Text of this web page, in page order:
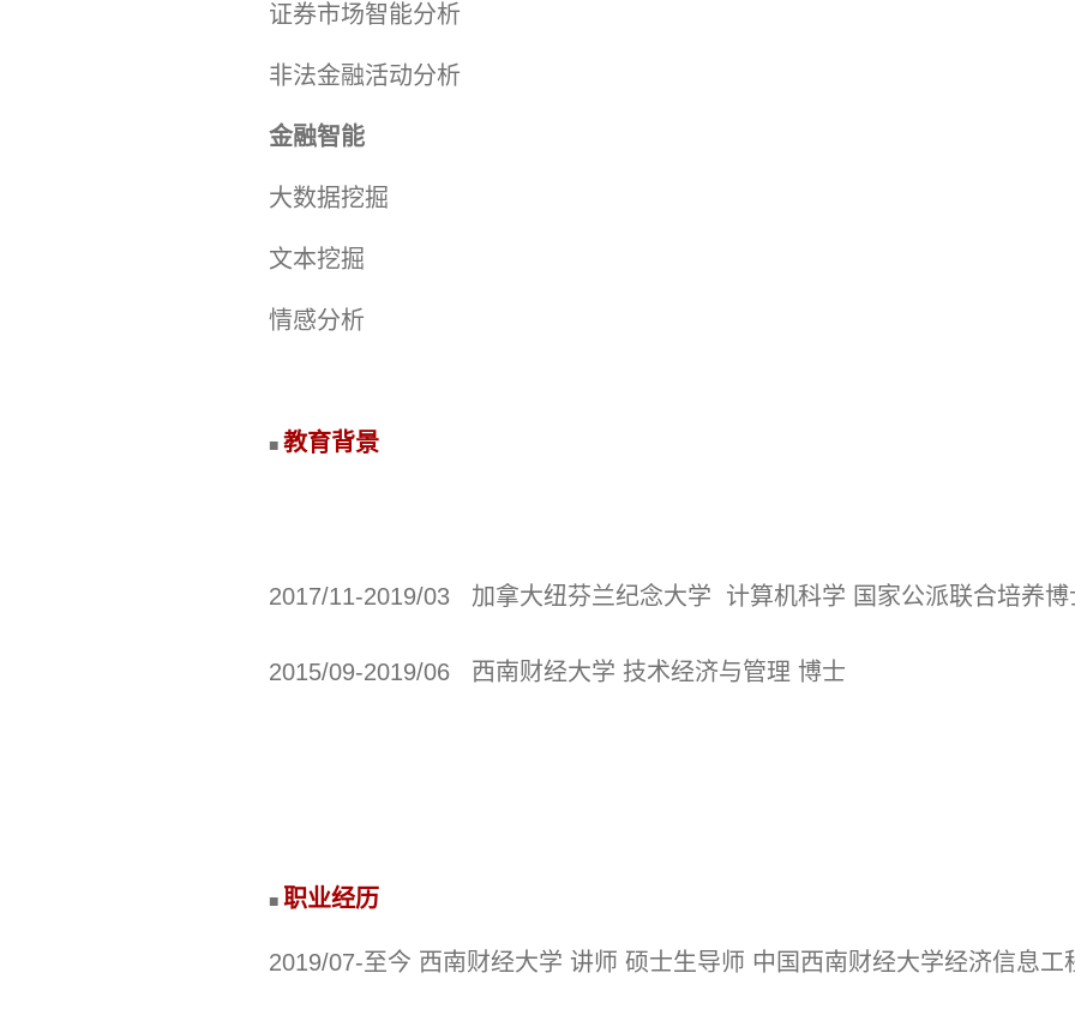
证券市场智能分析
非法金融活动分析
金融智能
大数据挖掘
文本挖掘
情感分析
■ 教育背景
2017/11-2019/03 加拿大纽芬兰纪念大学 计算机科学 国家公派联合培养博
2015/09-2019/06 西南财经大学 技术经济与管理 博士
■ 职业经历
2019/07-至今 西南财经大学 讲师 硕士生导师 中国西南财经大学经济信息工